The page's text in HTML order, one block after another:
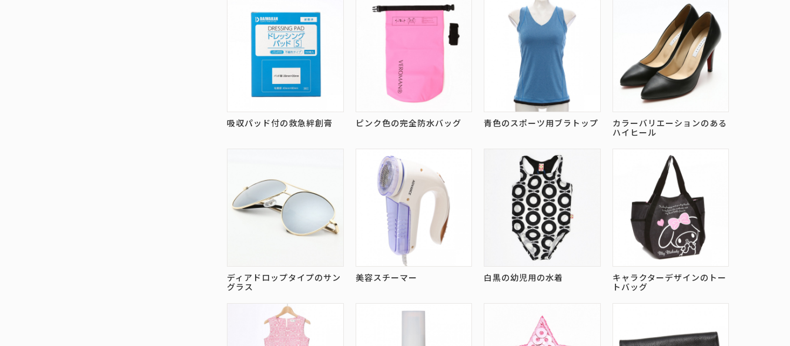
吸収パッド付の救急絆創膏 ピンク色の完全防水バッグ 青色のスポーツ用ブラトップ
カラーバリエーションのある
ハイヒール
ディアドロップタイプのサン
グラス
美容スチーマー 白黒の幼児用の水着
キャラクターデザインのトー
トバッグ